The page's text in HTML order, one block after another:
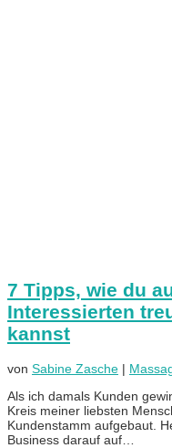
7 Tipps, wie du
Interessierten
kannst
von Sabine Zasche |
Als ich damals Kunden
Kreis meiner liebsten
Kundenstamm aufgebaut.
Business darauf auf…